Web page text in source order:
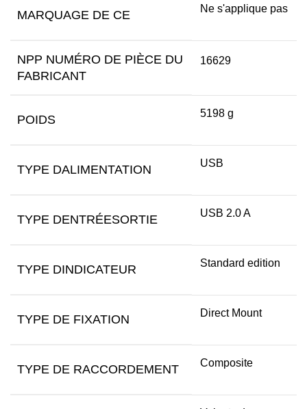
MARQUAGE DE CE Ne s'applique pas
NPP NUMÉRO DE PIÈCE DU
FABRICANT
16629
POIDS 5198 g
TYPE DALIMENTATION USB
TYPE DENTRÉESORTIE USB 2.0 A
TYPE DINDICATEUR Standard edition
TYPE DE FIXATION Direct Mount
TYPE DE RACCORDEMENT Composite